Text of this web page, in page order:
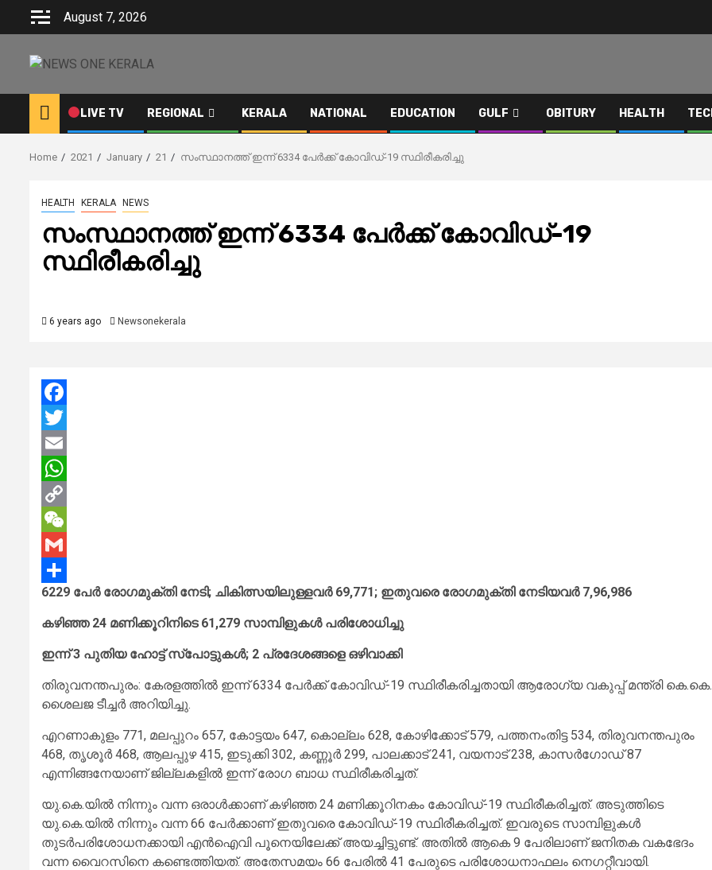
August 7, 2026
LIVE TV REGIONAL KERALA NATIONAL EDUCATION GULF OBITURY HEALTH
Home 2021 January 21 സംസ്ഥാനത്ത് ഇന്ന് 6334 പേര്‍ക്ക് കോവിഡ്-19 സ്ഥിരീകരിച്ചു
HEALTH KERALA NEWS
സംസ്ഥാനത്ത് ഇന്ന് 6334 പേര്‍ക്ക് കോവിഡ്-19
സ്ഥിരീകരിച്ചു
6 years ago Newsonekerala
Facebook
Twitter
Email
WhatsApp
Copy
Link
WeChat
Gmail
Share
6229 പേര്‍ രോഗമുക്തി നേടി; ചികിത്സയിലുള്ളവര്‍ 69,771; ഇതുവരെ രോഗമുക്തി നേടിയവര്‍ 7,96,986
കഴിഞ്ഞ 24 മണിക്കൂറിനിടെ 61,279 സാമ്പിളുകള്‍ പരിശോധിച്ചു
ഇന്ന് 3 പുതിയ ഹോട്ട് സ്‌പോട്ടുകള്‍; 2 പ്രദേശങ്ങളെ ഒഴിവാക്കി
തിരുവനന്തപുരം: കേരളത്തില്‍ ഇന്ന് 6334 പേര്‍ക്ക് കോവിഡ്-19 സ്ഥിരീകരിച്ചതായി ആരോഗ്യ വകുപ്പ് മന്ത്രി കെ.കെ.
ശൈലജ ടീച്ചര്‍ അറിയിച്ചു.
എറണാകുളം 771, മലപ്പുറം 657, കോട്ടയം 647, കൊല്ലം 628, കോഴിക്കോട് 579, പത്തനംതിട്ട 534, തിരുവനന്തപുരം
468, തൃശൂര്‍ 468, ആലപ്പുഴ 415, ഇടുക്കി 302, കണ്ണൂര്‍ 299, പാലക്കാട് 241, വയനാട് 238, കാസര്‍ഗോഡ് 87
എന്നിങ്ങനേയാണ് ജില്ലകളില്‍ ഇന്ന് രോഗ ബാധ സ്ഥിരീകരിച്ചത്.
യു.കെ.യില്‍ നിന്നും വന്ന ഒരാള്‍ക്കാണ് കഴിഞ്ഞ 24 മണിക്കൂറിനകം കോവിഡ്-19 സ്ഥിരീകരിച്ചത്. അടുത്തിടെ
യു.കെ.യില്‍ നിന്നും വന്ന 66 പേര്‍ക്കാണ് ഇതുവരെ കോവിഡ്-19 സ്ഥിരീകരിച്ചത്. ഇവരുടെ സാമ്പിളുകള്‍
തുടര്‍പരിശോധനക്കായി എന്‍ഐവി പൂനെയിലേക്ക് അയച്ചിട്ടുണ്ട്. അതില്‍ ആകെ 9 പേരിലാണ് ജനിതക വകഭേദം
വന്ന വൈറസിനെ കണ്ടെത്തിയത്. അതേസമയം 66 പേരില്‍ 41 പേരുടെ പരിശോധനാഫലം നെഗറ്റീവായി.